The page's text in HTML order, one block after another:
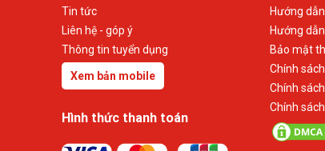
Tin tức
Liên hệ - góp ý
Thông tin tuyển dụng
Xem bản mobile
Hình thức thanh toán
Hướng
Hướng
Bảo mật
Chính
Chính
Chính